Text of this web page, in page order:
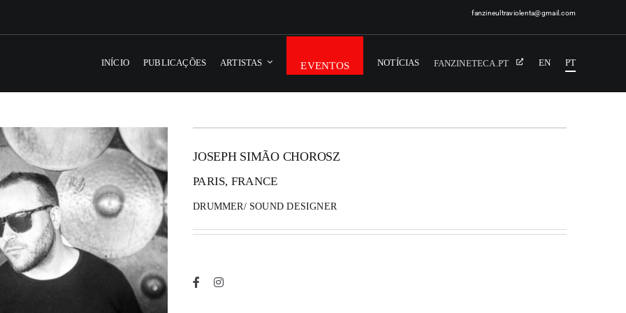
fanzineultraviolenta@gmail.com
INÍCIO PUBLICAÇÕES ARTISTAS EVENTOS NOTÍCIAS FANZINETECA.PT EN PT
JOSEPH SIMÃO CHOROSZ
PARIS, FRANCE
DRUMMER/ SOUND DESIGNER